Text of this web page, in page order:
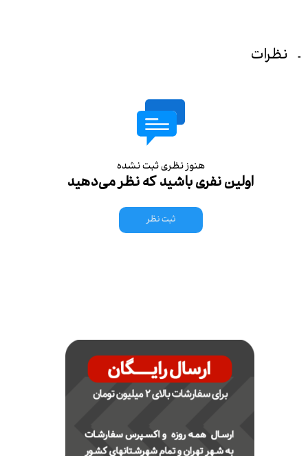
نظرات
هنوز نظری ثبت نشده
اولین نفری باشید که نظر می‌دهید
ثبت نظر